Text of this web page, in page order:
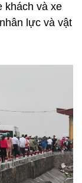
khách và xe
lực và vật